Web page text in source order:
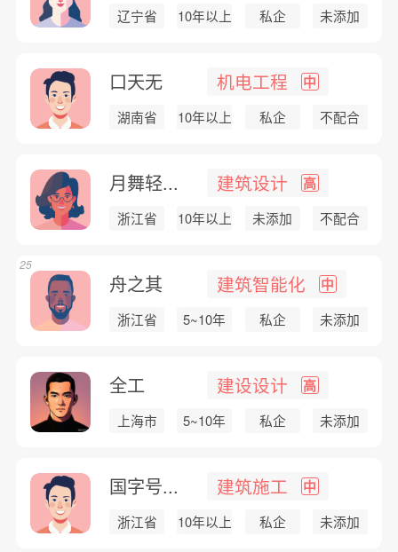
辽宁省 10年以上 私企 未添加
口天无 机电工程 中
湖南省 10年以上 私企 不配合
月舞轻... 建筑设计 高
浙江省 10年以上 未添加 不配合
舟之其 建筑智能化 中
浙江省 5~10年 私企 未添加
25
全工 建设设计 高
上海市 5~10年 私企 未添加
国字号... 建筑施工 中
浙江省 10年以上 私企 未添加